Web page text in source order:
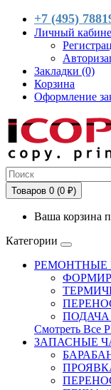
+7 (495)
Личный
Закладки (0)
Корзина
Оформление
Товаров 0 (0 ₽)
Ваша корзина
Категории
ПОДАЧА
Смотреть
ЗАПАСНЫЕ